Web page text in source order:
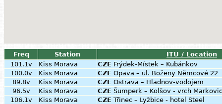
Freq Station
ITU / Location
101.1v
Kiss Morava CZE Frýdek-Místek – Kubánkov
100.0v
Kiss Morava CZE Opava – ul. Boženy Němcové 22
89.8v
Kiss Morava CZE Ostrava – Hladnov-vodojem
96.5v
Kiss Morava CZE Šumperk – Kolšov - vrch
106.1v
Kiss Morava CZE Třinec – Lyžbice - hotel Steel